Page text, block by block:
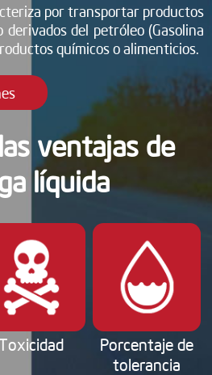
por transportar productos
derivados del petróleo (Gasolina
químicos o alimenticios.
ventajas de
líquida
Porcentaje de
tolerancia